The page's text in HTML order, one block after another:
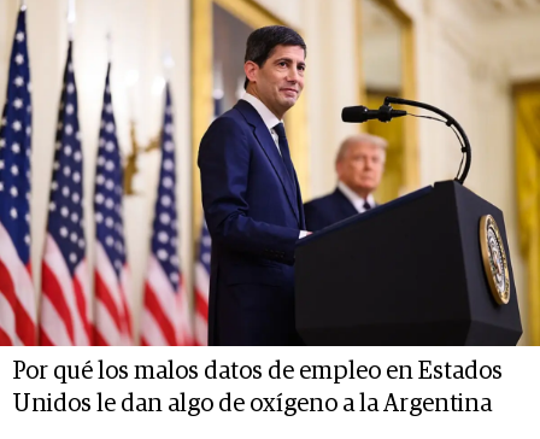
Por qué los malos datos de empleo en Estados
Unidos le dan algo de oxígeno a la Argentina